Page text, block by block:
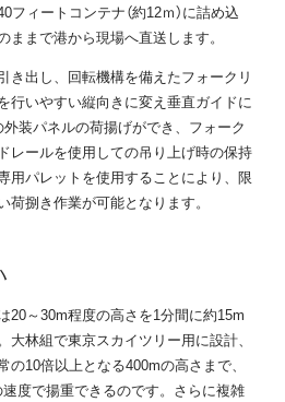
ィートコンテナ（約12ｍ）に詰め込
まで港から現場へ直送します。
き出し、回転機構を備えたフォークリ
行いやすい縦向きに変え垂直ガイドに
装パネルの荷揚げができ、フォーク
レールを使用しての吊り上げ時の保持
用パレットを使用することにより、限
捌き作業が可能となります。
20～30m程度の高さを1分間に約15m
林組で東京スカイツリー用に設計、
10倍以上となる400mの高さまで、
度で揚重できるのです。さらに複雑